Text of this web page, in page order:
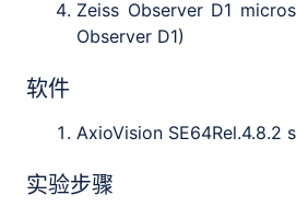
Zeiss Observer D1
Observer D1)
软件
AxioVision SE64Rel.4.8.2
实验步骤